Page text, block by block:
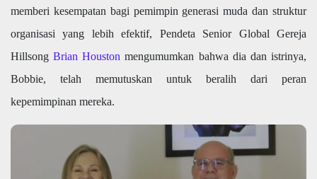
memberi kesempatan bagi pemimpin generasi muda dan struktur
organisasi yang lebih efektif, Pendeta Senior Global Gereja
HillsongBrian Houston mengumumkan bahwa dia dan istrinya,
Bobbie, telah memutuskan untuk beralih dari peran
kepemimpinan mereka.